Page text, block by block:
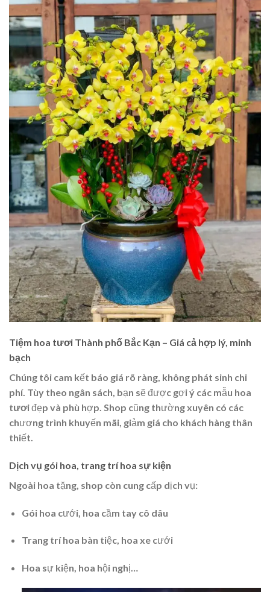
Tiệm hoa tươi Thành phố Bắc Kạn – Giá cả hợp lý, minh
bạch
Chúng tôi cam kết báo giá rõ ràng, không phát sinh chi
phí. Tùy theo ngân sách, bạn sẽ được gợi ý các mẫu hoa
tươiđẹp và phù hợp. Shop cũng thường xuyên có các
chương trình khuyến mãi, giảm giá cho khách hàng thân
thiết.
Dịch vụ gói hoa, trang trí hoa sự kiện
Ngoài hoa tặng, shop còn cung cấp dịch vụ:
Gói hoa cưới, hoa cầm tay cô dâu
Trang trí hoa bàn tiệc, hoa xe cưới
Hoa sự kiện, hoa hội nghị…